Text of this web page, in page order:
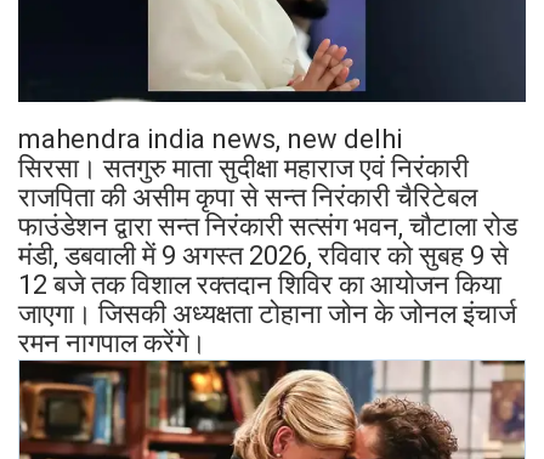
mahendra india news, new delhi
सिरसा। सतगुरु माता सुदीक्षा महाराज एवं निरंकारी
राजपिता की असीम कृपा से सन्त निरंकारी चैरिटेबल
फाउंडेशन द्वारा सन्त निरंकारी सत्संग भवन, चौटाला रोड
मंडी, डबवाली में 9 अगस्त 2026, रविवार को सुबह 9 से
12 बजे तक विशाल रक्तदान शिविर का आयोजन किया
जाएगा। जिसकी अध्यक्षता टोहाना जोन के जोनल इंचार्ज
रमन नागपाल करेंगे।